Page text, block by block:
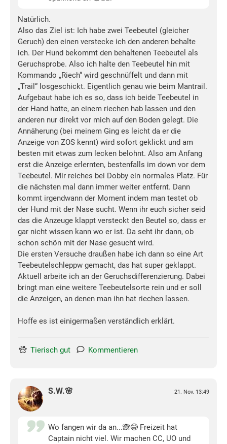
Natürlich.
Also das Ziel ist: Ich habe zwei Teebeutel (gleicher
Geruch) den einen verstecke ich den anderen behalte
ich. Der Hund bekommt den behaltenen Teebeutel als
Geruchsprobe. Also ich halte den Teebeutel hin mit
Kommando „Riech“ wird geschnüffelt und dann mit
„Trail“ losgeschickt. Eigentlich genau wie beim Mantrail.
Aufgebaut habe ich es so, dass ich beide Teebeutel in
der Hand hatte, an einem riechen hab lassen und den
anderen nur direkt vor mich auf den Boden gelegt. Die
Annäherung (bei meinem Ging es leicht da er die
Anzeige von ZOS kennt) wird sofort geklickt und am
besten mit etwas zum lecken belohnt. Also am Anfang
erst die Anzeige erlernten, bestenfalls im down vor dem
Teebeutel. Mir reiches bei Dobby ein normales Platz. Für
die nächsten mal dann immer weiter entfernt. Dann
kommt irgendwann der Moment indem man testet ob
der Hund mit der Nase sucht. Wenn ihr euch sicher seid
das die Anzeuge klappt versteckt den Beutel so, dass er
gar nicht wissen kann wo er ist. Da seht ihr dann, ob
schon schön mit der Nase gesucht wird.
Die ersten Versuche draußen habe ich dann so eine Art
Teebeutelschleppw gemacht, das hat super geklappt.
Aktuell arbeite ich an der Geruchsdifferenzierung. Dabei
bringt man eine weitere Teebeutelsorte rein und er soll
die Anzeigen, an denen man ihn hat riechen lassen.
Hoffe es ist einigermaßen verständlich erklärt.
Tierisch gut Kommentieren
S.W.🌸 21. Nov. 13:49
Wo fangen wir da an...🙈😂 Freizeit hat
Captain nicht viel. Wir machen CC, UO und